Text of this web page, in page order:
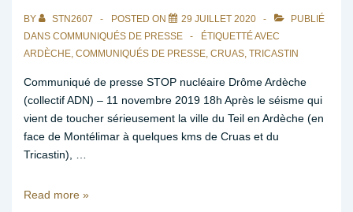
catastrophe
qui
n’en
!
BY STN2607 POSTED ON 29 JUILLET 2020
PUBLIÉ
DANS COMMUNIQUÉS DE PRESSE
ÉTIQUETTÉ AVEC
ARDÈCHE, COMMUNIQUÉS DE PRESSE, CRUAS, TRICASTIN
Communiqué de presse STOP nucléaire Drôme Ardèche
(collectif ADN) – 11 novembre 2019 18h Après le séisme qui
vient de toucher sérieusement la ville du Teil en Ardèche (en
face de Montélimar à quelques kms de Cruas et du
Tricastin), …
Communiqué
Read more »